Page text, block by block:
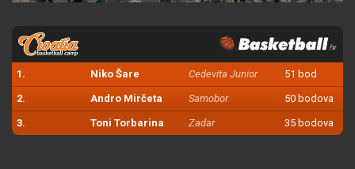
1. Niko Šare Cedevita Junior 51 bod
2. Andro Mirčeta Samobor 50 bodova
3. Toni Torbarina Zadar 35 bodova